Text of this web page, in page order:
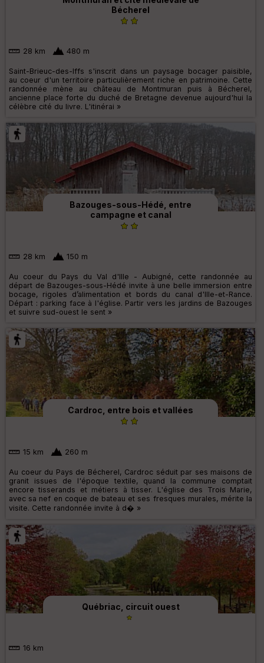
Bécherel
28 km 480 m
Saint-Brieuc-des-Iffs s'inscrit dans un paysage bocager paisible,
au coeur d'un territoire particulièrement riche en patrimoine. Cette
randonnée mène au château de Montmuran puis à Bécherel,
ancienne place forte du duché de Bretagne devenue aujourd'hui la
célèbre cité du livre. L'itinérai »
Bazouges-sous-Hédé, entre
campagne et canal
28 km 150 m
Au coeur du Pays du Val d'Ille - Aubigné, cette randonnée au
départ de Bazouges-sous-Hédé invite à une belle immersion entre
bocage, rigoles d’alimentation et bords du canal d'Ille-et-Rance.
Départ : parking face à l'église. Partir vers les jardins de Bazouges
et suivre sud-ouest le sent »
Cardroc, entre bois et vallées
15 km 260 m
Au coeur du Pays de Bécherel, Cardroc séduit par ses maisons de
granit issues de l'époque textile, quand la commune comptait
encore tisserands et métiers à tisser. L'église des Trois Marie,
avec sa nef en coque de bateau et ses fresques murales, mérite la
visite. Cette randonnée invite à d� »
Québriac, circuit ouest
16 km